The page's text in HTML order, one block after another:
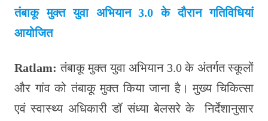
तंबाकू मुक्त युवा अभियान3.0 के दौरान गतिविधियां
आयोजित
Ratlam: तंबाकू मुक्त युवा अभियान 3.0 के अंतर्गत स्कूलों
और गांव को तंबाकू मुक्त किया जाना है। मुख्य चिकित्सा
एवं स्वास्थ्य अधिकारी डॉ संध्या बेलसरे के निर्देशानुसार